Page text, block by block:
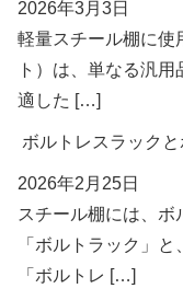
2026年3月3日
軽量スチール棚に使
ト）は、単なる汎
適した […]
ボルトレスラック
2026年2月25日
スチール棚には、ボ
「ボルトラック」
「ボルトレ […]